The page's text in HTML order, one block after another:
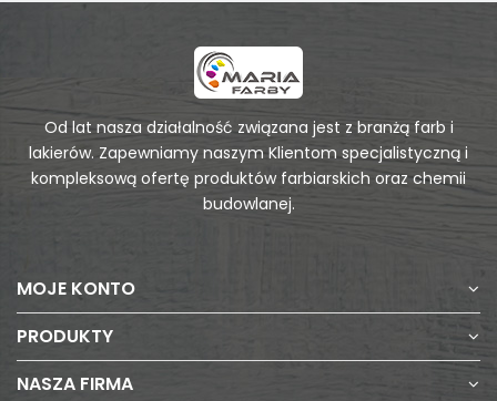
Od lat nasza działalność związana jest z branżą farb i
lakierów. Zapewniamy naszym Klientom specjalistyczną i
kompleksową ofertę produktów farbiarskich oraz chemii
budowlanej.
MOJE KONTO
PRODUKTY
NASZA FIRMA